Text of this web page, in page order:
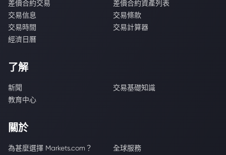
差價合約交易
差價合約資產列表
交易信息
交易條款
交易時間
交易計算器
經濟日曆
了解
新聞
交易基礎知識
教育中心
關於
為甚麼選擇 Markets.com？
全球服務